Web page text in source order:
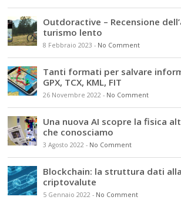
Outdoractive – Recensione
turismo lento
8 Febbraio 2023 - No Comment
Tanti formati per salvare
GPX, TCX, KML, FIT
26 Novembre 2022 - No Comment
Una nuova AI scopre la fisica
che conosciamo
3 Agosto 2022 - No Comment
Blockchain: la struttura dati
criptovalute
5 Gennaio 2022 - No Comment